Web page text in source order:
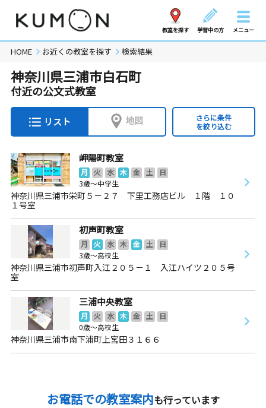
教室を探す 学習中の方 メニュー
HOME お近くの教室を探す 検索結果
神奈川県三浦市白石町
付近の公文式教室
リスト 地図
さらに条件
を絞り込む
岬陽町教室
月 火 水 木 金 土
日
3歳～中学生
神奈川県三浦市栄町５－２７ 下里工務店ビル １階 １０
１号室
初声町教室
月 火 水 木 金 土
日
3歳～高校生
神奈川県三浦市初声町入江２０５－１ 入江ハイツ２０５号
室
三浦中央教室
月 火 水 木 金 土
日
0歳～高校生
神奈川県三浦市南下浦町上宮田３１６６
お電話での教室案内も行っています